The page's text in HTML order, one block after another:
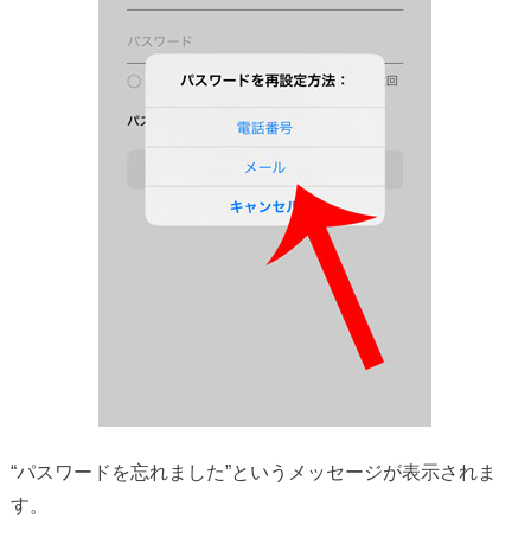
“パスワードを忘れました”というメッセージが表示されま
す。